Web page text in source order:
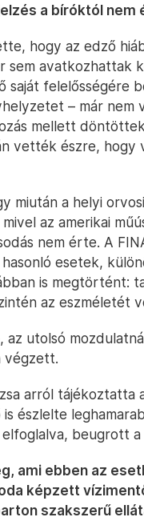
a bíróktól nem
hogy az edző
avatkozhattak
saját felelősségére
– már nem
mellett
vették észre, hogy
miután a helyi
az amerikai
nem érte. A
esetek,
is megtörtént:
az eszméletét
az utolsó
végzett.
arról tájékoztatta
észlelte
beugrott a
ami ebben az
képzett
szakszerű